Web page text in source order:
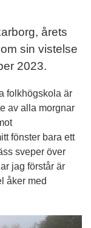
årets
sin vistelse
2023.
folkhögskola är
av alla morgnar
fönster bara ett
sveper över
jag förstår är
åker med